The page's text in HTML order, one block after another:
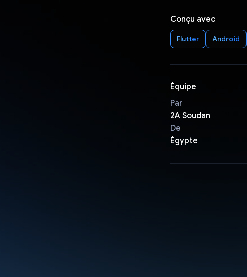
Conçu avec
Flutter Android
Équipe
Par
2A Soudan
De
Égypte